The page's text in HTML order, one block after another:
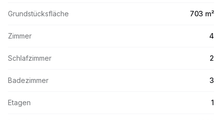
Grundstücksfläche 703 m²
Zimmer 4
Schlafzimmer 2
Badezimmer 3
Etagen 1